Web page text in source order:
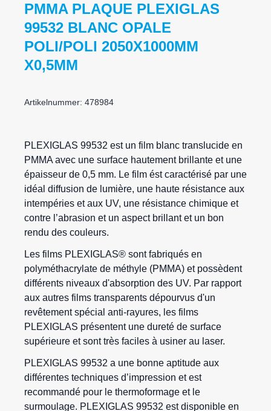
PMMA PLAQUE PLEXIGLAS
99532 BLANC OPALE
POLI/POLI 2050X1000MM
X0,5MM
Artikelnummer: 478984
PLEXIGLAS 99532 est un film blanc translucide en
PMMA avec une surface hautement brillante et une
épaisseur de 0,5 mm. Le film ést caractérisé par une
idéal diffusion de lumière, une haute résistance aux
intempéries et aux UV, une résistance chimique et
contre l’abrasion et un aspect brillant et un bon
rendu des couleurs.
Les films PLEXIGLAS® sont fabriqués en
polyméthacrylate de méthyle (PMMA) et possèdent
différents niveaux d'absorption des UV. Par rapport
aux autres films transparents dépourvus d'un
revêtement spécial anti-rayures, les films
PLEXIGLAS présentent une dureté de surface
supérieure et sont très faciles à usiner au laser.
PLEXIGLAS 99532 a une bonne aptitude aux
différentes techniques d’impression et est
recommandé pour le thermoformage et le
surmoulage. PLEXIGLAS 99532 est disponible en